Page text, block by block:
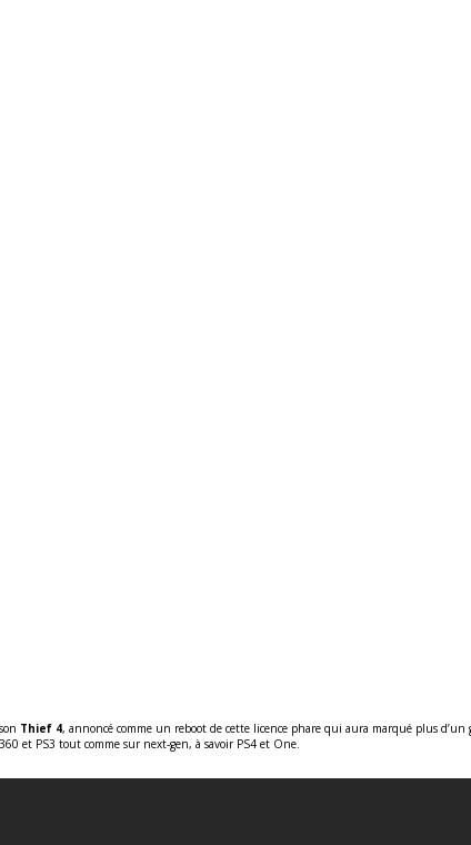
Thief 4, annoncé comme un reboot de cette licence phare qui aura marqué plus
et PS3 tout comme sur next-gen, à savoir PS4 et One.